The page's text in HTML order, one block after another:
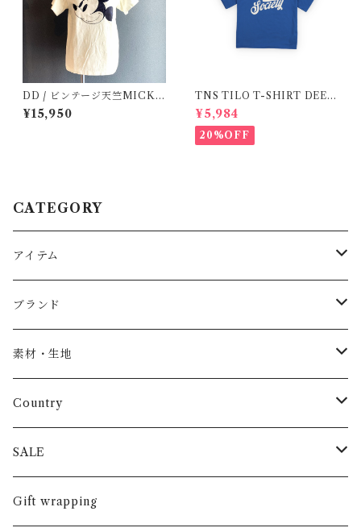
DD / ビンテージ天竺MICKE
YTee (1・2 )
¥15,950
TNS TILO T-SHIRT DEEP
(SEA BLUE )/ 16Y
¥5,984
20%OFF
CATEGORY
アイテム
Baby
トップス
長袖
半袖
パンツ
長ズボン
半ズボン
スカート
ワンピース
ブランド
AS WE GROW
ARCH&LINE
BABE & TESS
BOBOCHOSES
素材・生地
コットン 100%
リネン( 麻 )
ウール
Country
France / フランス
Italy / イタリア
SALE
男の子
Gift wrapping